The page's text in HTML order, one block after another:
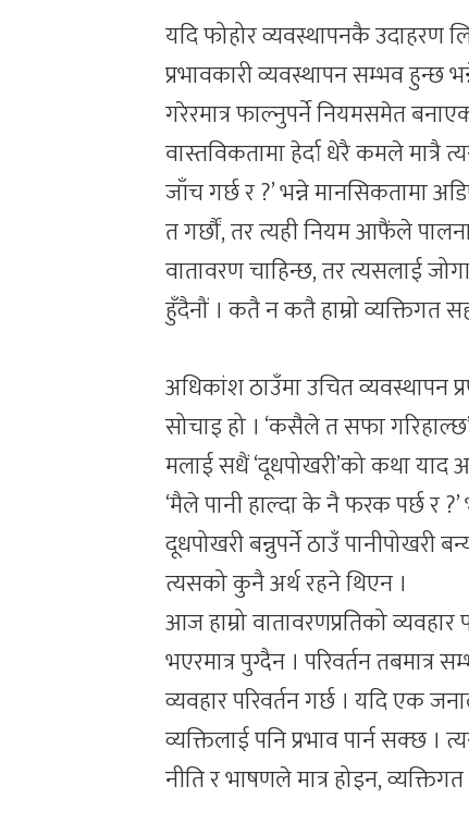
यदि फोहोर व्यवस्थापनकै उदाहरण
प्रभावकारी व्यवस्थापन सम्भव हुन्छ
गरेरमात्र फाल्नुपर्ने नियमसमेत
वास्तविकतामा हेर्दा धेरै कमले मात्रै
जाँच गर्छ र ?’ भन्ने मानसिकतामा
त गर्छौं, तर त्यही नियम आफैंले
वातावरण चाहिन्छ, तर त्यसलाई
हुँदैनौं । कतै न कतै हाम्रो व्यक्तिगत
अधिकांश ठाउँमा उचित व्यवस्थापन
सोचाइ हो । ‘कसैले त सफा
मलाई सधैं ‘दूधपोखरी’को कथा
‘मैले पानी हाल्दा के नै फरक पर्छ र
दूधपोखरी बन्नुपर्ने ठाउँ पानीपोखरी
त्यसको कुनै अर्थ रहने थिएन ।
आज हाम्रो वातावरणप्रतिको
भएरमात्र पुग्दैन । परिवर्तन
व्यवहार परिवर्तन गर्छ । यदि एक
व्यक्तिलाई पनि प्रभाव पार्न सक्छ ।
नीति र भाषणले मात्र होइन,